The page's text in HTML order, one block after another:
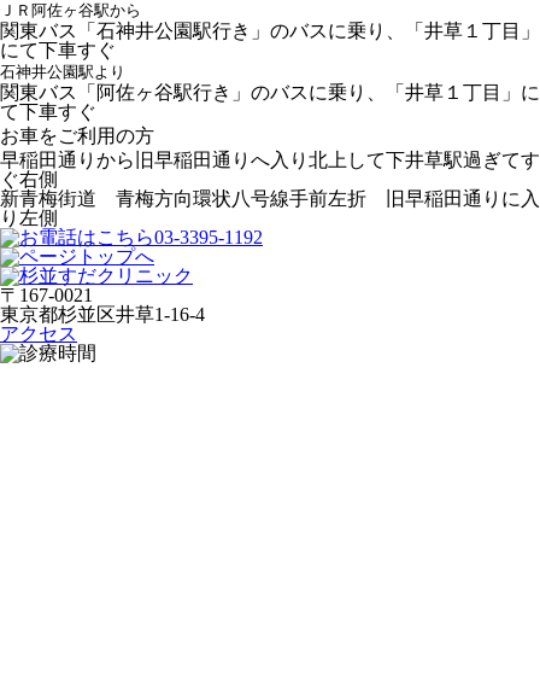
ＪＲ阿佐ヶ谷駅から
関東バス「石神井公園駅行き」のバスに乗り、「井草１丁目」
にて下車すぐ
石神井公園駅より
関東バス「阿佐ヶ谷駅行き」のバスに乗り、「井草１丁目」に
て下車すぐ
お車をご利用の方
早稲田通りから旧早稲田通りへ入り北上して下井草駅過ぎてす
ぐ右側
新青梅街道 青梅方向環状八号線手前左折 旧早稲田通りに入
り左側
〒167-0021
東京都杉並区井草1-16-4
アクセス